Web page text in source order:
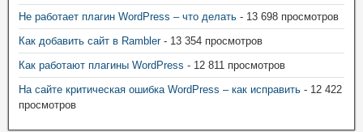
Не работает плагин WordPress – что делать - 13 698 просмотров
Как добавить сайт в Rambler- 13 354 просмотров
Как работают плагины WordPress - 12 811 просмотров
На сайте критическая ошибка WordPress – как исправить - 12 422
просмотров